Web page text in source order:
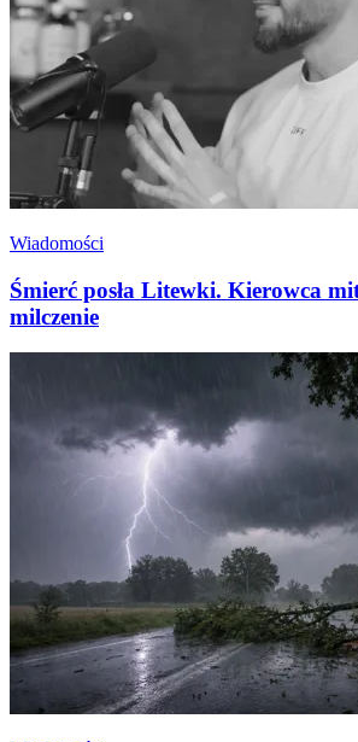
Wiadomości
Śmierć posła Litewki. Kierowca
milczenie